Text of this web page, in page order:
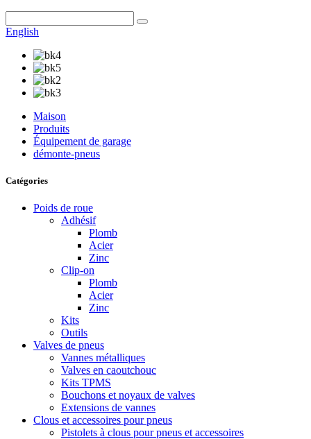
English
Maison
Produits
Équipement de garage
démonte-pneus
Catégories
Poids de roue
Adhésif
Plomb
Acier
Zinc
Clip-on
Plomb
Acier
Zinc
Kits
Outils
Valves de pneus
Vannes métalliques
Valves en caoutchouc
Kits TPMS
Bouchons et noyaux de valves
Extensions de vannes
Clous et accessoires pour pneus
Pistolets à clous pour pneus et accessoires